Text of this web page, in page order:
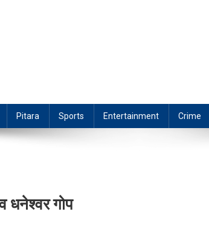
Pitara Sports Entertainment Crime
धनेश्वर गोप